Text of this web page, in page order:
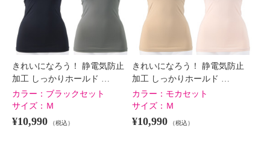
きれいになろう！ 静電気防止
加工 しっかりホールド …
カラー： ブラックセット
サイズ： Ｍ
¥10,990 （税込）
きれいになろう！ 静電気防止
加工 しっかりホールド …
カラー： モカセット
サイズ： Ｍ
¥10,990 （税込）